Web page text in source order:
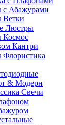
Абажурами
Люстры
Кантри
& Модерн
Свечи